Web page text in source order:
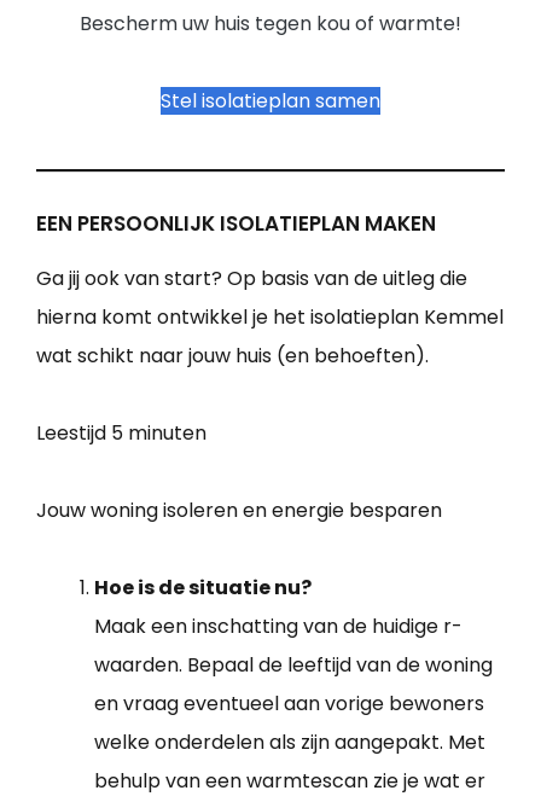
Bescherm uw huis tegen kou of warmte!
Stel isolatieplan samen
EEN PERSOONLIJK ISOLATIEPLAN MAKEN
Ga jij ook van start? Op basis van de uitleg die
hierna komt ontwikkel je het isolatieplan Kemmel
wat schikt naar jouw huis (en behoeften).
Leestijd 5 minuten
Jouw woning isoleren en energie besparen
Hoe is de situatie nu?
Maak een inschatting van de huidige r-
waarden. Bepaal de leeftijd van de woning
en vraag eventueel aan vorige bewoners
welke onderdelen als zijn aangepakt. Met
behulp van een warmtescan zie je wat er